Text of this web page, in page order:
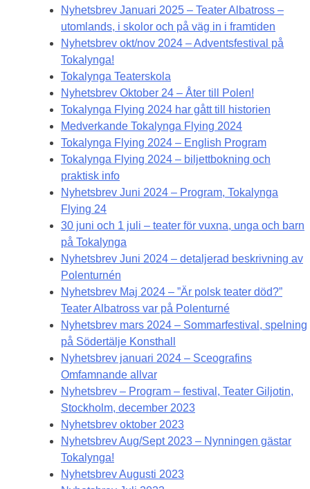
Nyhetsbrev Januari 2025 – Teater Albatross –
utomlands, i skolor och på väg in i framtiden
Nyhetsbrev okt/nov 2024 – Adventsfestival på
Tokalynga!
Tokalynga Teaterskola
Nyhetsbrev Oktober 24 – Åter till Polen!
Tokalynga Flying 2024 har gått till historien
Medverkande Tokalynga Flying 2024
Tokalynga Flying 2024 – English Program
Tokalynga Flying 2024 – biljettbokning och
praktisk info
Nyhetsbrev Juni 2024 – Program, Tokalynga
Flying 24
30 juni och 1 juli – teater för vuxna, unga och barn
på Tokalynga
Nyhetsbrev Juni 2024 – detaljerad beskrivning av
Polenturnén
Nyhetsbrev Maj 2024 – ”Är polsk teater död?”
Teater Albatross var på Polenturné
Nyhetsbrev mars 2024 – Sommarfestival, spelning
på Södertälje Konsthall
Nyhetsbrev januari 2024 – Sceografins
Omfamnande allvar
Nyhetsbrev – Program – festival, Teater Giljotin,
Stockholm, december 2023
Nyhetsbrev oktober 2023
Nyhetsbrev Aug/Sept 2023 – Nynningen gästar
Tokalynga!
Nyhetsbrev Augusti 2023